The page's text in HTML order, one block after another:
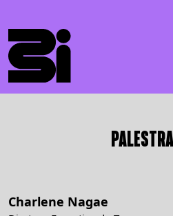
Charlene Nagae